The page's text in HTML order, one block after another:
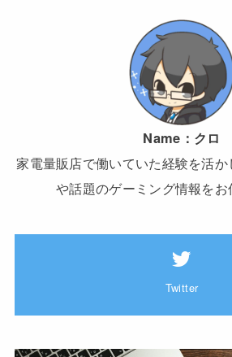
Name： クロ
家電量販店で働いていた経験を活か
や話題のゲーミング情報をお
Twitter